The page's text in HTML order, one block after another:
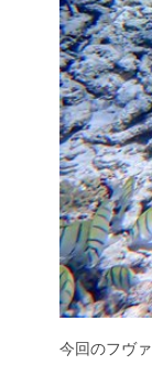
今回のフヴ